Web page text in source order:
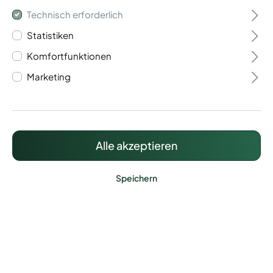
Bodenplatte für
Torpfosten 80x80mm
Preise inkl. MwSt. zzgl. Versandkosten
Technisch erforderlich
Statistiken
Komfortfunktionen
Marketing
Alle akzeptieren
Speichern